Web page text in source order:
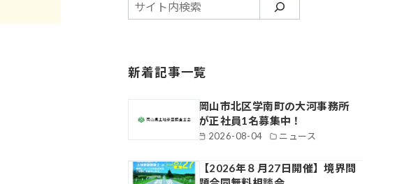
新着記事一覧
2026-08-04 ニュース
岡山市北区学南町の大河事務所
が正社員1名募集中！
【2026年８月27日開催】境界問